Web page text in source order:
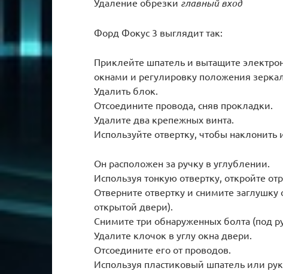
главный вход
Форд Фокус 3 выглядит так:
Приклейте шпатель и вытащите
окнами и регулировку положения
Удалить блок.
Отсоедините провода, сняв прокладки.
Удалите два крепежных винта.
Используйте отвертку, чтобы наклонить
Он расположен за ручку в углублении.
Используя тонкую отвертку, откройте
Отверните отвертку и снимите
открытой двери).
Снимите три обнаруженных болта (под
Удалите клочок в углу окна двери.
Отсоедините его от проводов.
Используя пластиковый шпатель или